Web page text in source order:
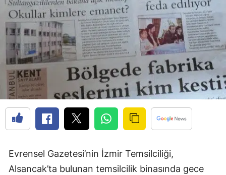
Evrensel Gazetesi’nin İzmir Temsilciliği,
Alsancak’ta bulunan temsilcilik binasında gece